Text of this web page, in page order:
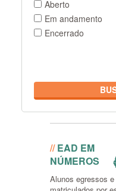
Aberto
Em andamento
Encerrado
//EAD EM
NÚMEROS
Alunos egressos e